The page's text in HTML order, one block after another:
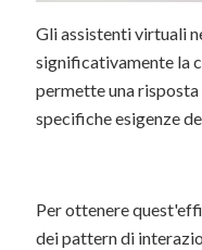
Gli assistenti virtuali
significativamente la
permette una
specifiche esigenze
Per ottenere
dei pattern di